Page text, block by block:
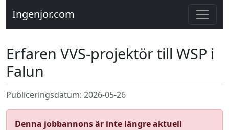
Ingenjor.com
Erfaren VVS-projektör till WSP i
Falun
Publiceringsdatum: 2026-05-26
Denna jobbannons är inte längre aktuell